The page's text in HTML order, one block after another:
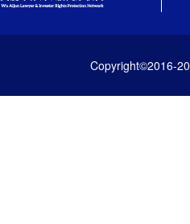
Copyright©2016-